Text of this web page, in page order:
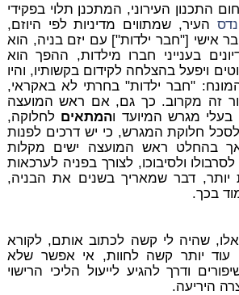
התכנון העירוני, המתכנן תלוי בפקידי
העיר, שמתווים מדיניות לפי היוזם,
אישי ["חבר ילדות"] עם יזם בניה, הוא
בענייני חברו מילדות, ההפך הוא
ויפעל בהצלחה לקידום בקשותיו, והיו
"חבר ילדות" בחרתי לא באקראי,
זה מקרוב. כך גם, אם ראש המועצה
מגרש המיועד והמתאים לחלוקה,
חלוקת המגרש, כי יש דרכים לפנות
אך בהחלט ראש המועצה ישים מקלות
לסרבולו ולסיבוכו, לצורך בפניה לערכאות
יותר, דבר שמאריך בשנים את הבניה,
בכך.
שהיה לי קשה לכתוב אותם, לקורא
עוד יותר קשה לחוות, אי אפשר שלא
ודרך להגיע לייעול הליכי הרישוי
היריעה.